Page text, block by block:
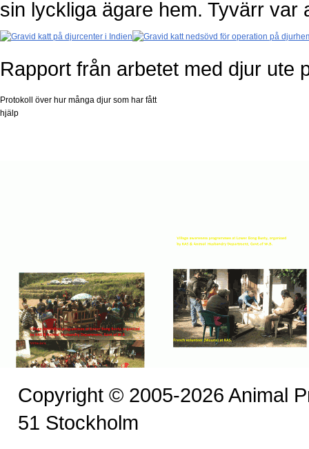
sin lyckliga ägare hem. Tyvärr var
Rapport från arbetet med djur ute
Protokoll över hur många djur som har fått
hjälp
Copyright © 2005-2026 Animal
51 Stockholm